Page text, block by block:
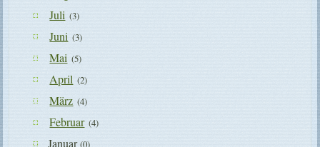
Juli (3)
Juni (3)
Mai (5)
April (2)
März (4)
Februar (4)
Januar(0)